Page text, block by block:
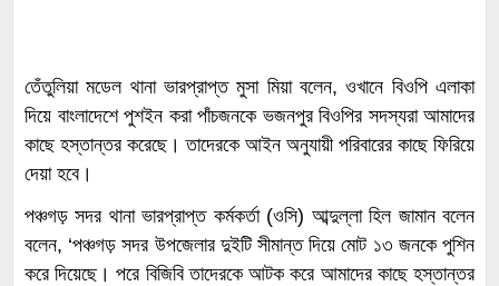
তেঁতুলিয়া মডেল থানা ভারপ্রাপ্ত মুসা মিয়া বলেন, ওখানে বিওপি এলাকা
দিয়ে বাংলাদেশে পুশইন করা পাঁচজনকে ভজনপুর বিওপির সদস্যরা আমাদের
কাছে হস্তান্তর করেছে। তাদেরকে আইন অনুযায়ী পরিবারের কাছে ফিরিয়ে
দেয়া হবে।
পঞ্চগড় সদর থানা ভারপ্রাপ্ত কর্মকর্তা (ওসি) আব্দুল্লা হিল জামান বলেন
বলেন, ‘পঞ্চগড় সদর উপজেলার দুইটি সীমান্ত দিয়ে মোট ১৩ জনকে পুশিন
করে দিয়েছে। পরে বিজিবি তাদেরকে আটক করে আমাদের কাছে হস্তান্তর